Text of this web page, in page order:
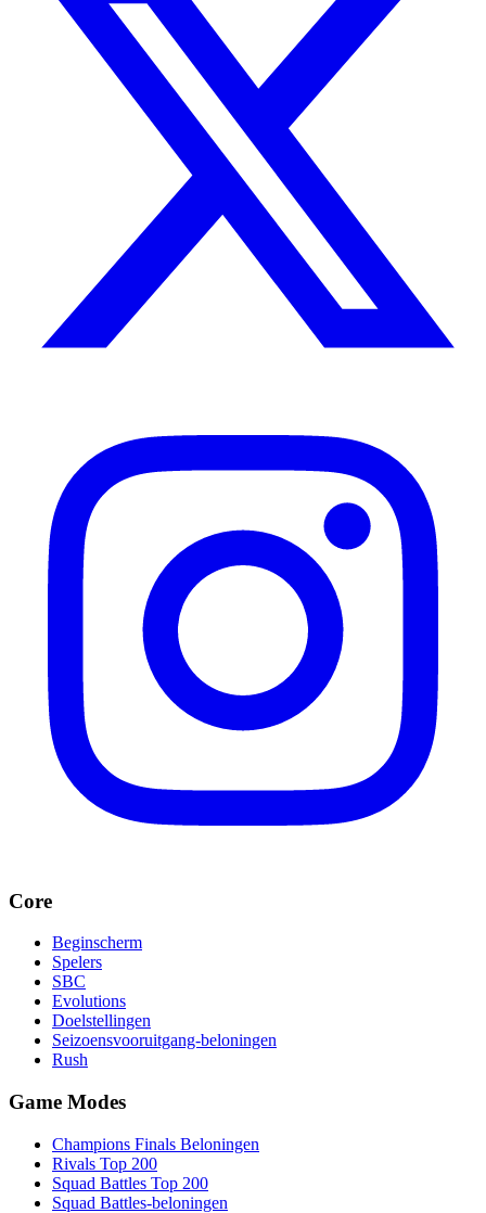
Core
Beginscherm
Spelers
SBC
Evolutions
Doelstellingen
Seizoensvooruitgang-beloningen
Rush
Game Modes
Champions Finals Beloningen
Rivals Top 200
Squad Battles Top 200
Squad Battles-beloningen